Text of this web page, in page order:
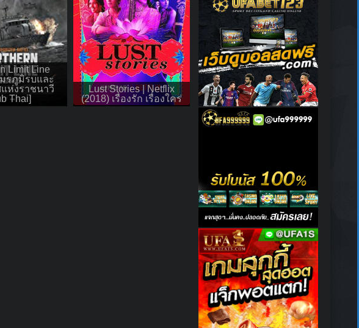
Limit Line
รภูมิรบและ
แห่งราชนาวี
Thai]
Lust Stories | Netflix
(2018) เรื่องรัก เรื่องใคร่